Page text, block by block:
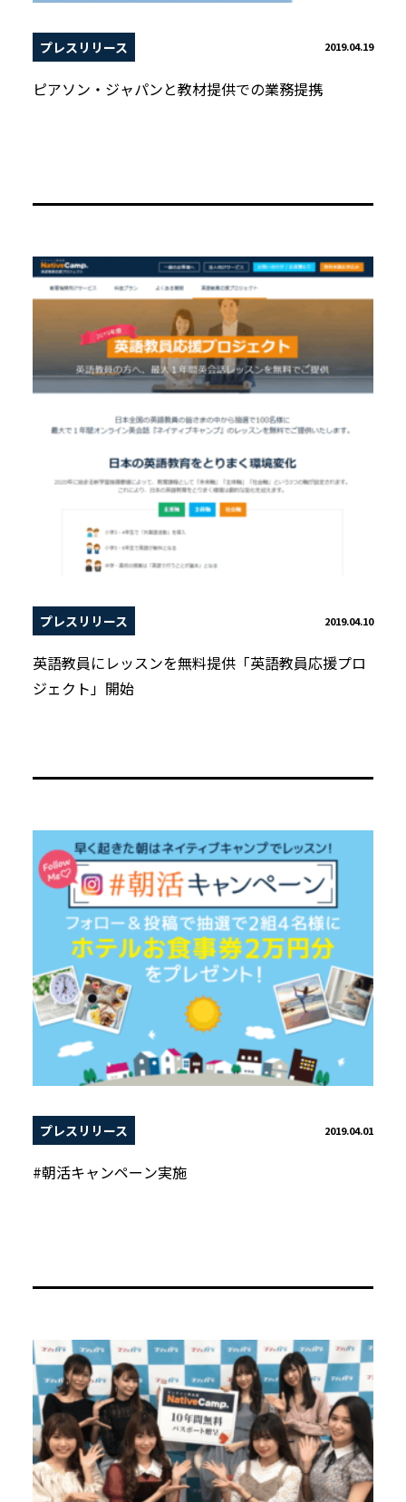
プレスリリース 2019.04.19
ピアソン・ジャパンと教材提供での業務提携
プレスリリース 2019.04.10
英語教員にレッスンを無料提供「英語教員応援プロ
ジェクト」開始
プレスリリース 2019.04.01
#朝活キャンペーン実施